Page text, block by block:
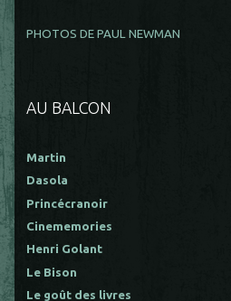
PHOTOS DE PAUL NEWMAN
AU BALCON
Martin
Dasola
Princécranoir
Cinememories
Henri Golant
Le Bison
Le goût des livres